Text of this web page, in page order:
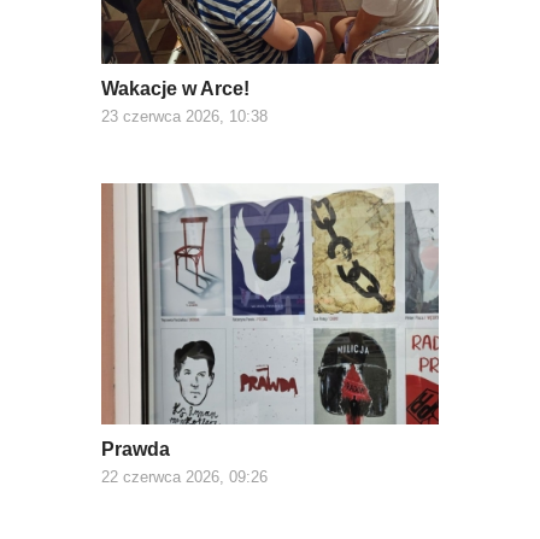
Wakacje w Arce!
23 czerwca 2026, 10:38
Prawda
22 czerwca 2026, 09:26